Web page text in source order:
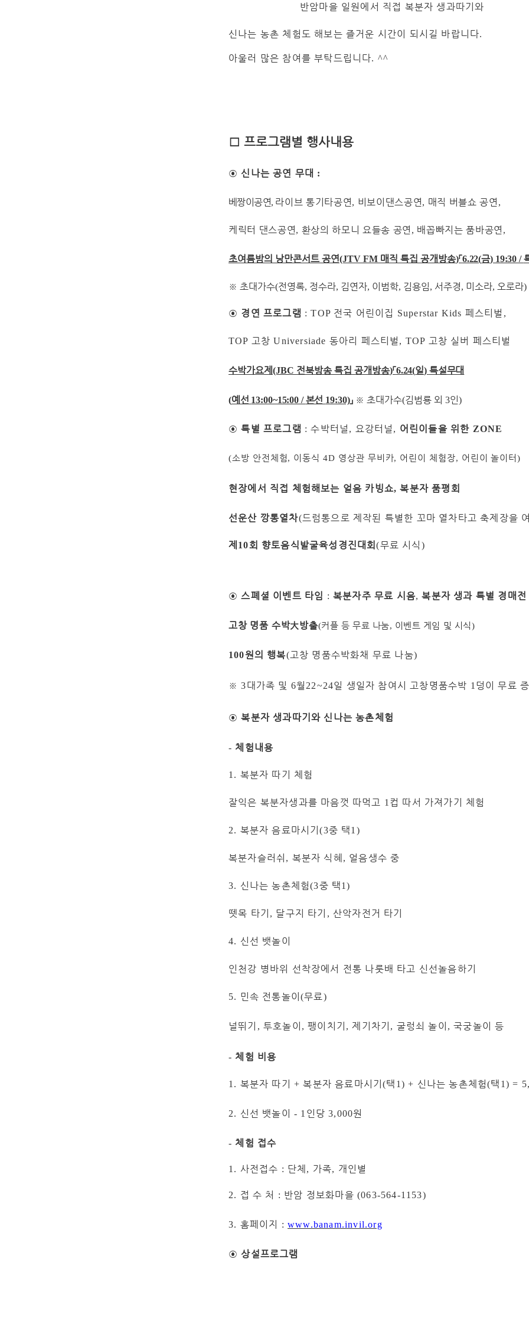
반암마을 일원에서 직접 복분자 생과따기와
신나는 농촌 체험도 해보는 즐거운 시간이 되시길 바랍니다.
아울러 많은 참여를 부탁드립니다. ^^
□ 프로그램별 행사내용
◉ 신나는 공연 무대 :
베짱이공연, 라이브 통기타공연, 비보이댄스공연, 매직 버블쇼 공연 ,
케릭터 댄스공연, 환상의 하모니 요들송 공연 , 배꼽빠지는 품바공연 ,
초여름밤의 낭만콘서트 공연(JTV FM 매직 특집 공개방송)「6.22(금) 19:30 /
※ 초대가수(전영록, 정수라, 김연자, 이범학, 김용임, 서주경, 미소라, 오로라)
◉ 경연 프로그램 : TOP 전국 어린이집 Superstar Kids 페스티벌 ,
TOP 고창Universiade 동아리 페스티벌 , TOP 고창 실버 페스티벌
수박가요제 (JBC 전북방송 특집 공개방송)「6.24(일) 특설무대
(예선 13:00~15:00 /본선 19:30)」 ※초대가수(김범룡 외3인)
◉특별 프로그램 :수박터널 , 요강터널 , 어린이들을 위한 ZONE
(소방 안전체험, 이동식4D 영상관 무비카, 어린이 체험장, 어린이 놀이터)
현장에서 직접 체험해보는 얼음 카빙쇼,복분자 품평회
선운산 깡통열차(드럼통으로 제작된 특별한 꼬마 열차타고 축제장을
제 10회 향토음식발굴육성경진대회(무료 시식 )
◉스폐셜 이벤트 타임 :복분자주 무료 시음,복분자 생과 특별 경매전
고창 명품 수박大방출(커플 등 무료 나눔, 이벤트 게임 및 시식)
100원의 행복(고창 명품수박화채 무료 나눔)
※3대가족 및 6월22~24일 생일자 참여시 고창명품수박 1 덩이 무료
◉복분자 생과따기와 신나는 농촌체험
- 체험내용
1. 복분자 따기 체험
잘익은 복분자생과를 마음껏 따먹고 1 컵 따서 가져가기 체험
2. 복분자 음료마시기(3중 택1)
복분자슬러쉬 , 복분자 식혜 , 얼음생수 중
3. 신나는 농촌체험(3중 택1)
뗏목 타기 , 달구지 타기 , 산악자전거 타기
4. 신선 뱃놀이
인천강 병바위 선착장에서 전통 나룻배 타고 신선놀음하기
5. 민속 전통놀이(무료)
널뛰기 ,투호놀이 ,팽이치기 ,제기차기 , 굴렁쇠 놀이 ,국궁놀이 등
- 체험 비용
1. 복분자 따기+복분자 음료마시기(택 1) + 신나는 농촌체험(택 1) =
2. 신선 뱃놀이- 1 인당3,000원
- 체험 접수
1. 사전접수 : 단체 , 가족, 개인별
2. 접 수 처 : 반암 정보화마을(063-564-1153)
3. 홈페이지 :www.banam.invil.org
◉ 상설프로그램